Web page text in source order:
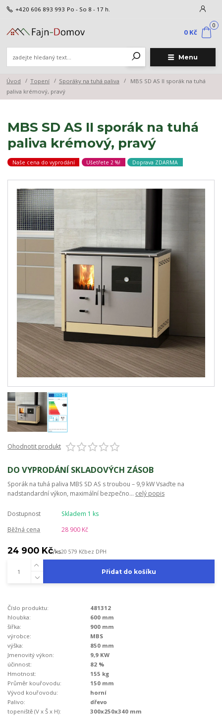
Menu
+420 606 893 993 Po - So 8 - 17 h.
0
0 Kč
Úvod Topení Sporáky na tuhá paliva
MBS SD AS II sporák na tuhá
paliva krémový, pravý
MBS SD AS II sporák na tuhá
paliva krémový, pravý
Naše cena do vyprodání Ušetřete 2 %! Doprava ZDARMA
Ohodnotit produkt
DO VYPRODÁNÍ SKLADOVÝCH ZÁSOB
Sporák na tuhá paliva MBS SD AS s troubou – 9,9 kW Vsaďte na
nadstandardní výkon, maximální bezpečno... celý popis
Dostupnost
Skladem 1 ks
Běžná cena
28 900 Kč
24 900 Kč/ks20 579 Kčbez DPH
Přidat do košíku
Číslo produktu:
481312
hloubka:
600 mm
šířka:
900 mm
výrobce:
MBS
výška:
850 mm
Jmenovitý výkon:
9,9 KW
účinnost:
82 %
Hmotnost:
155 kg
Průměr kouřovodu:
150 mm
Vývod kouřovodu:
horní
Palivo:
dřevo
topeniště (V x Š x H):
300x250x340 mm